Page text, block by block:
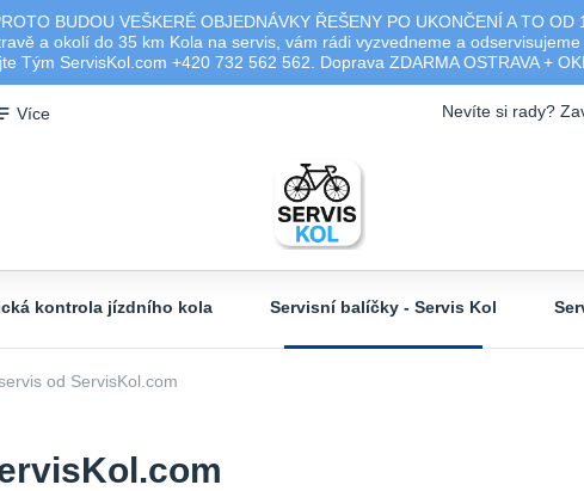
BUDOU VEŠKERÉ OBJEDNÁVKY ŘEŠENY PO UKONČENÍ A TO
a okolí do 35 km Kola na servis, vám rádi vyzvedneme a
Tým ServisKol.com +420 732 562 562. Doprava ZDARMA OSTRAVA +
Více Nevíte si rady?
kontrola jízdního kola Servisní balíčky - Servis Kol
od ServisKol.com